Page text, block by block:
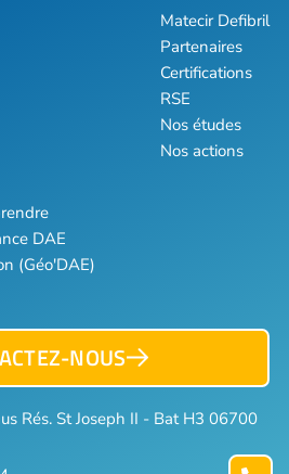
Matecir Defibril
Partenaires
Certifications
RSE
Nos études
Nos actions
DAE
(Géo'DAE)
NOUS
Rés. St Joseph II - Bat H3 06700